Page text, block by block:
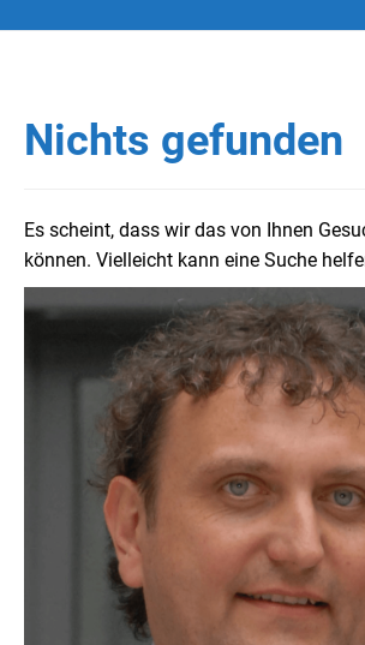
Nichts gefunden
Es scheint, dass wir das von Ihnen
können. Vielleicht kann eine Suche